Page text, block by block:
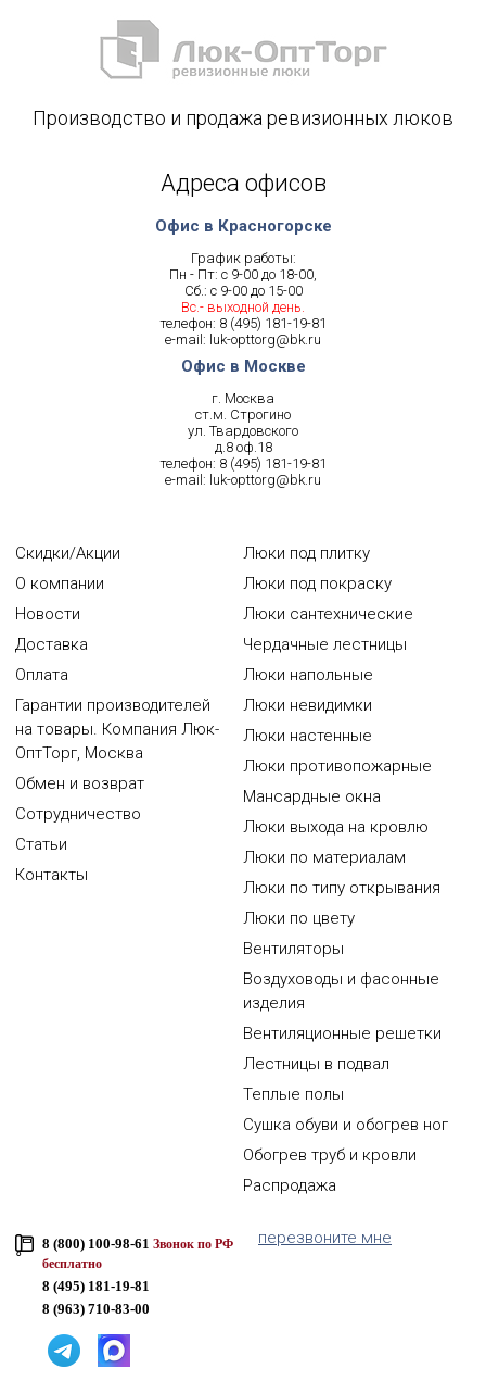
Производство и продажа ревизионных люков
Адреса офисов
Офис в Красногорске
График работы:
Пн - Пт: с 9-00 до 18-00,
Сб.: с 9-00 до 15-00
Вс.- выходной день.
телефон: 8 (495) 181-19-81
e-mail: luk-opttorg@bk.ru
Офис в Москве
г. Москва
ст.м. Строгино
ул. Твардовского
д.8 оф.18
телефон: 8 (495) 181-19-81
e-mail: luk-opttorg@bk.ru
Скидки/Акции
О компании
Новости
Доставка
Оплата
Гарантии производителей
на товары. Компания Люк-
ОптТорг, Москва
Обмен и возврат
Сотрудничество
Статьи
Контакты
Люки под плитку
Люки под покраску
Люки сантехнические
Чердачные лестницы
Люки напольные
Люки невидимки
Люки настенные
Люки противопожарные
Мансардные окна
Люки выхода на кровлю
Люки по материалам
Люки по типу открывания
Люки по цвету
Вентиляторы
Воздуховоды и фасонные
изделия
Вентиляционные решетки
Лестницы в подвал
Теплые полы
Сушка обуви и обогрев ног
Обогрев труб и кровли
Распродажа
8 (800) 100-98-61 Звонок по РФ
бесплатно
8 (495) 181-19-81
8 (963) 710-83-00
перезвоните мне